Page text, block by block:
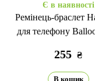
Є в наявності
Ремінець-браслет
для телефону
255 ₴
В кошик